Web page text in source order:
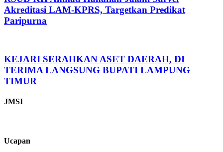
Akreditasi LAM-KPRS, Targetkan Predikat
Paripurna
KEJARI SERAHKAN ASET DAERAH, DI
TERIMA LANGSUNG BUPATI LAMPUNG
TIMUR
JMSI
Ucapan